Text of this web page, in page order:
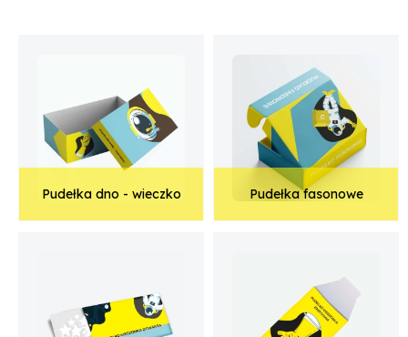
Pudełka dno - wieczko Pudełka fasonowe